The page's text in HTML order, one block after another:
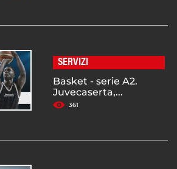
SERVIZI
Basket - serie A2.
Juvecaserta,...
361